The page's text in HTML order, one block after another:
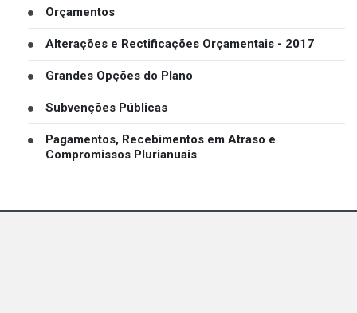
Orçamentos
Alterações e Rectificações Orçamentais - 2017
Grandes Opções do Plano
Subvenções Públicas
Pagamentos, Recebimentos em Atraso e
Compromissos Plurianuais